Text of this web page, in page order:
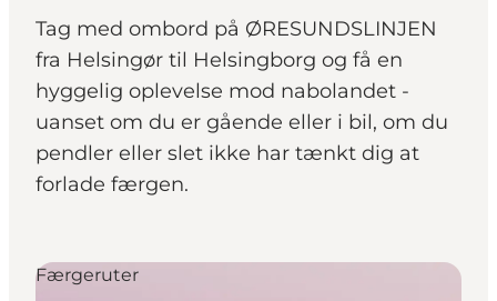
Oplevelser
Overnatning
Planlæg ferien
Tag med ombord på ØRESUNDSLINJEN
fra Helsingør til Helsingborg og få en
hyggelig oplevelse mod nabolandet -
uanset om du er gående eller i bil, om du
pendler eller slet ikke har tænkt dig at
forlade færgen.
Færgeruter